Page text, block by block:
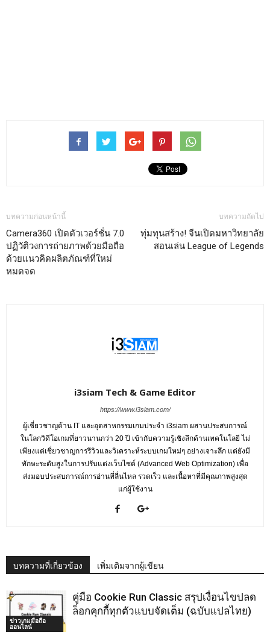
บทความก่อนหน้านี้
Camera360 เปิดตัวเวอร์ชั่น 7.0
ปฏิวัติวงการถ่ายภาพด้วยมือถือ
ด้วยแนวคิดผลิตภัณฑ์ที่ใหม่
หมดจด
บทความถัดไป
ทุ่มทุนสร้าง! จีนเปิดมหาวิทยาลัย
สอนเล่น League of Legends
i3siam Tech & Game Editor
https://www.i3siam.com/
ผู้เชี่ยวชาญด้าน IT และอุตสาหกรรมเกมประจำ i3siam ผสานประสบการณ์
ในโลกวิดีโอเกมที่ยาวนานกว่า 20 ปี เข้ากับความรู้เชิงลึกด้านเทคโนโลยี ไม่
เพียงแต่เชี่ยวชาญการรีวิวและวิเคราะห์ระบบเกมใหม่ๆ อย่างเจาะลึก แต่ยังมี
ทักษะระดับสูงในการปรับแต่งเว็บไซต์ (Advanced Web Optimization) เพื่อ
ส่งมอบประสบการณ์การอ่านที่ลื่นไหล รวดเร็ว และเนื้อหาที่มีคุณภาพสูงสุด
แก่ผู้ใช้งาน
บทความที่เกี่ยวข้อง เพิ่มเติมจากผู้เขียน
ข่าวเกมมือถือ
ออนไลน์
คู่มือ Cookie Run Classic สรุปเงื่อนไขปลด
ล็อกคุกกี้ทุกตัวแบบจัดเต็ม (ฉบับแปลไทย)